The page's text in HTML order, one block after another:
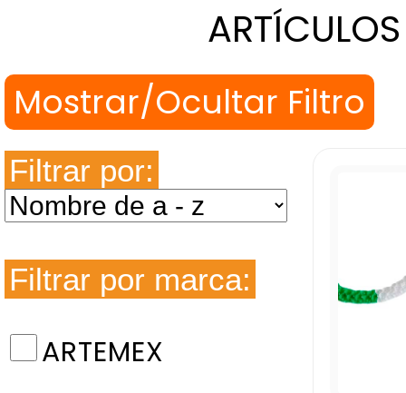
Filtrar por:
Filtrar por marca:
ARTEMEX